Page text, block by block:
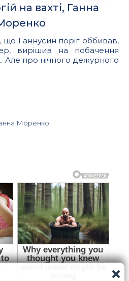
на вахті, Ганна
що Ганнусин поріг оббивав,
вирішив на побачення
Але про нічного дежурного
Моренко